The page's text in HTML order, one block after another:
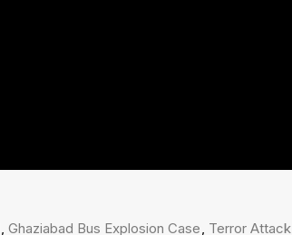
Ghaziabad Bus Explosion Case Terror Attack